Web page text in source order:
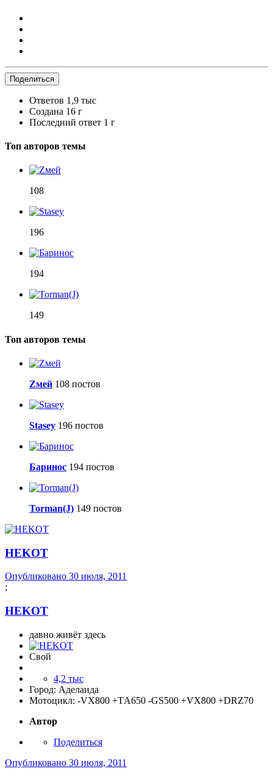
Поделиться
Ответов 1,9 тыс
Создана 16 г
Последний ответ 1 г
Топ авторов темы
108
196
194
149
Топ авторов темы
Zмей 108 постов
Stasey 196 постов
Баринос 194 постов
Torman(J) 149 постов
HEKOT
Опубликовано 30 июля, 2011
;
HEKOT
давно живёт здесь
Свой
4,2 тыс
Город: Аделаида
Мотоцикл: -VX800 +TА650 -GS500 +VX800 +DRZ70
Автор
Поделиться
Опубликовано 30 июля, 2011